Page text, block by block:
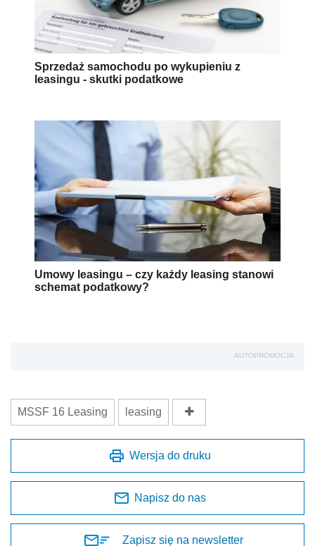
Sprzedaż samochodu po wykupieniu z
leasingu - skutki podatkowe
Umowy leasingu – czy każdy leasing stanowi
schemat podatkowy?
AUTOPROMOCJA
MSSF 16 Leasing leasing
Wersja do druku
Napisz do nas
Zapisz się na newsletter